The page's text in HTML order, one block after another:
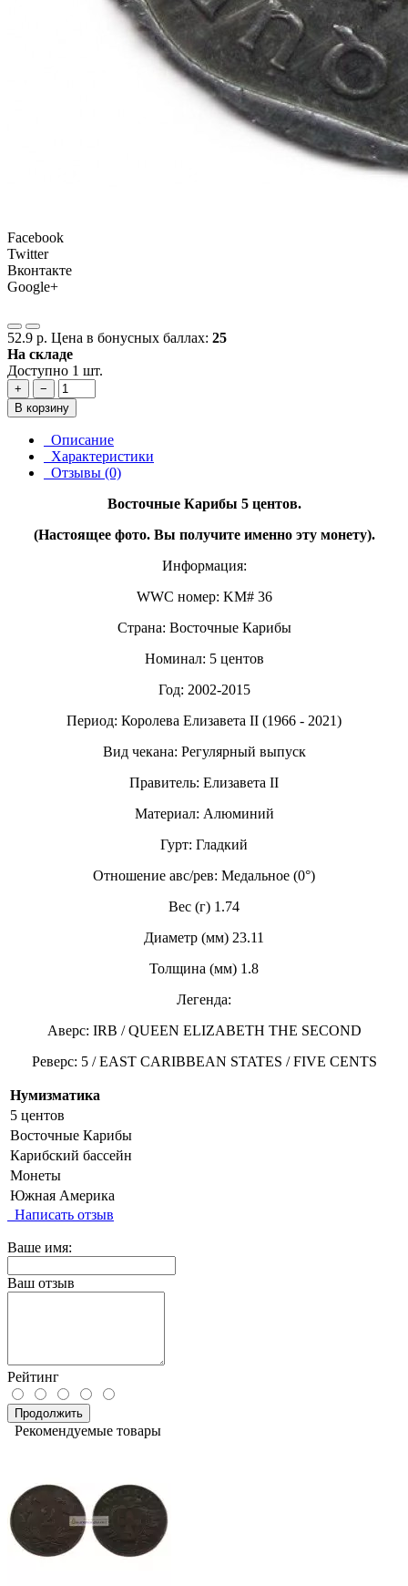
Facebook
Twitter
Вконтакте
Google+
52.9 р. Цена в бонусных баллах: 25
На складе
Доступно 1 шт.
+
−
В корзину
Описание
Характеристики
Отзывы (0)
Восточные Карибы 5 центов.
(Настоящее фото. Вы получите именно эту монету).
Информация:
WWC номер: KM# 36
Страна: Восточные Карибы
Номинал: 5 центов
Год: 2002-2015
Период: Королева Елизавета II (1966 - 2021)
Вид чекана: Регулярный выпуск
Правитель: Елизавета II
Материал: Алюминий
Гурт: Гладкий
Отношение авс/рев: Медальное (0°)
Вес (г) 1.74
Диаметр (мм) 23.11
Толщина (мм) 1.8
Легенда:
Аверс: IRB / QUEEN ELIZABETH THE SECOND
Реверс: 5 / EAST CARIBBEAN STATES / FIVE CENTS
Нумизматика
5 центов
Восточные Карибы
Карибский бассейн
Монеты
Южная Америка
Написать отзыв
Ваше имя:
Ваш отзыв
Рейтинг
Продолжить
Рекомендуемые товары